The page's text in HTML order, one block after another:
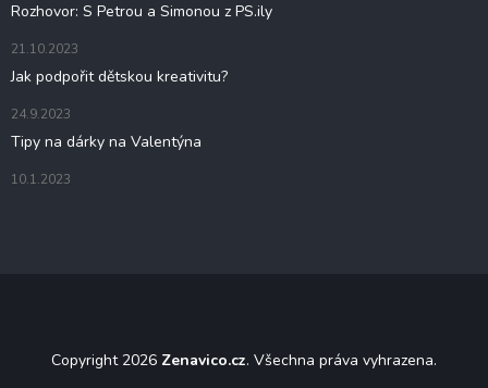
Rozhovor: S Petrou a Simonou z PS.ily
21.10.2023
Jak podpořit dětskou kreativitu?
24.9.2023
Tipy na dárky na Valentýna
10.1.2023
Copyright 2026 Zenavico.cz. Všechna práva vyhrazena.